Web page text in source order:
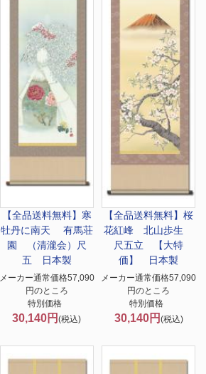
【全品送料無料】 寒
牡丹に南天 有馬荘
園 （清瀧会）尺
五 日本製
メーカー通常価格57,090
円のところ
特別価格
30,140円(税込)
【全品送料無料】桜
花紅峰 北山歩生
尺五立 【大特
価】 日本製
メーカー通常価格57,090
円のところ
特別価格
30,140円 (税込)